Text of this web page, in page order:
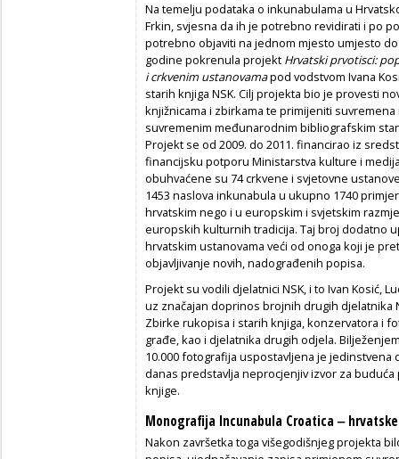
Na temelju podataka o inkunabulama u
Frkin, svjesna da ih je potrebno revidirati i po
potrebno objaviti na jednom mjesto umjesto
godine pokrenula projekt Hrvatski prvotisci:
i crkvenim ustanovamapod vodstvom Ivana
starih knjiga NSK. Cilj projekta bio je provesti
knjižnicama i zbirkama te primijeniti
suvremenim međunarodnim bibliografskim
Projekt se od 2009. do 2011. financirao iz
financijsku potporu Ministarstva kulture i
obuhvaćene su 74 crkvene i svjetovne
1453 naslova inkunabula u ukupno 1740
hrvatskim nego i u europskim i svjetskim
europskih kulturnih tradicija. Taj broj dodatno
hrvatskim ustanovama veći od onoga koji je
objavljivanje novih, nadograđenih popisa.
Projekt su vodili djelatnici NSK, i to Ivan Kosić,
uz značajan doprinos brojnih drugih djelatnika
Zbirke rukopisa i starih knjiga, konzervatora i
građe, kao i djelatnika drugih odjela.
10.000 fotografija uspostavljena je jedinstvena
danas predstavlja neprocjenjiv izvor za
knjige.
Monografija Incunabula Croatica ‒
Nakon završetka toga višegodišnjeg projekta